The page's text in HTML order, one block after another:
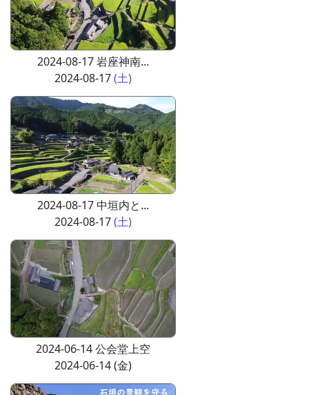
2024-08-17 岩座神南...
2024-08-17(土)
2024-08-17 中垣内と...
2024-08-17(土)
2024-06-14 公会堂上空
2024-06-14 (金)